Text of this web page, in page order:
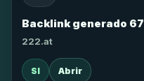
Backlink generado 67
222.at
SI Abrir